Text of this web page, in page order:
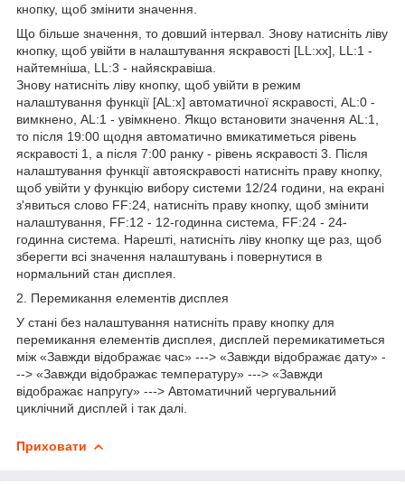
кнопку, щоб змінити значення.
Що більше значення, то довший інтервал. Знову натисніть ліву
кнопку, щоб увійти в налаштування яскравості [LL:xx], LL:1 -
найтемніша, LL:3 - найяскравіша.
Знову натисніть ліву кнопку, щоб увійти в режим
налаштування функції [AL:x] автоматичної яскравості, AL:0 -
вимкнено, AL:1 - увімкнено. Якщо встановити значення AL:1,
то після 19:00 щодня автоматично вмикатиметься рівень
яскравості 1, а після 7:00 ранку - рівень яскравості 3. Після
налаштування функції автояскравості натисніть праву кнопку,
щоб увійти у функцію вибору системи 12/24 години, на екрані
з'явиться слово FF:24, натисніть праву кнопку, щоб змінити
налаштування, FF:12 - 12-годинна система, FF:24 - 24-
годинна система. Нарешті, натисніть ліву кнопку ще раз, щоб
зберегти всі значення налаштувань і повернутися в
нормальний стан дисплея.
2. Перемикання елементів дисплея
У стані без налаштування натисніть праву кнопку для
перемикання елементів дисплея, дисплей перемикатиметься
між «Завжди відображає час» ---> «Завжди відображає дату» -
--> «Завжди відображає температуру» ---> «Завжди
відображає напругу» ---> Автоматичний чергувальний
циклічний дисплей і так далі.
Приховати